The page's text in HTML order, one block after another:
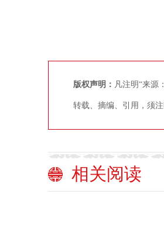
版权声明： 凡注明“来源
转载、摘编、引用，须
相关阅读